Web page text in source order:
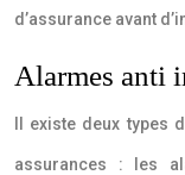
d’assurance avant
Alarmes anti
Il existe deux types
assurances : les